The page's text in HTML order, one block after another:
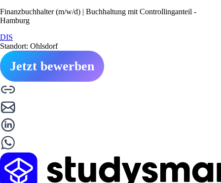
Finanzbuchhalter (m/w/d) | Buchhaltung mit Controllinganteil -
Hamburg
DIS
Standort: Ohlsdorf
Jetzt bewerben